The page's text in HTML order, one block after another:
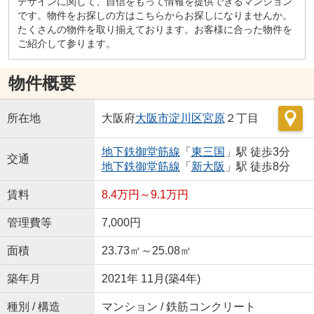
です。物件をお探しの方はこちらからお探しになりませんか。
たくさんの物件を取り揃えております。お客様に合った物件を
ご紹介して参ります。
物件概要
所在地 大阪府大阪市淀川区宮原２丁目
交通
地下鉄御堂筋線 「 東三国 」駅 徒歩3分
地下鉄御堂筋線 「 新大阪 」駅 徒歩8分
賃料 8.4万円～9.1万円
管理費等 7,000円
面積 23.73㎡～25.08㎡
築年月 2021年 11月(築4年)
種別 / 構造 マンション / 鉄筋コンクリート